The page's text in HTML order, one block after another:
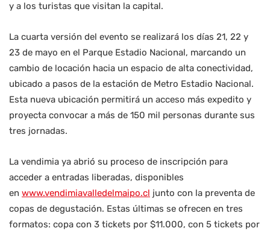
y a los turistas que visitan la capital.
La cuarta versión del evento se realizará los días 21, 22 y
23 de mayo en el Parque Estadio Nacional, marcando un
cambio de locación hacia un espacio de alta conectividad,
ubicado a pasos de la estación de Metro Estadio Nacional.
Esta nueva ubicación permitirá un acceso más expedito y
proyecta convocar a más de 150 mil personas durante sus
tres jornadas.
La vendimia ya abrió su proceso de inscripción para
acceder a entradas liberadas, disponibles
en www.vendimiavalledelmaipo.cl junto con la preventa de
copas de degustación. Estas últimas se ofrecen en tres
formatos: copa con 3 tickets por $11.000, con 5 tickets por